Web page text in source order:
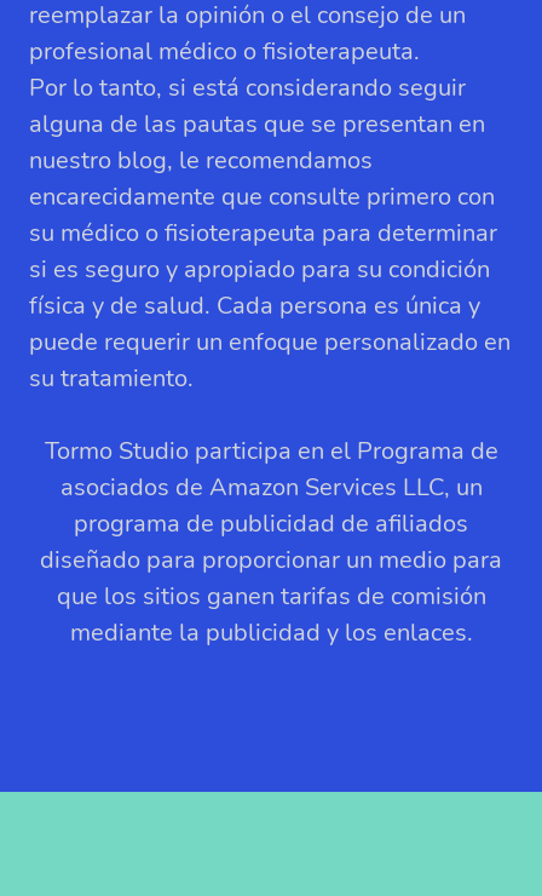
reemplazar la opinión o el consejo de un
profesional médico o fisioterapeuta.
Por lo tanto, si está considerando seguir
alguna de las pautas que se presentan en
nuestro blog, le recomendamos
encarecidamente que consulte primero con
su médico o fisioterapeuta para determinar
si es seguro y apropiado para su condición
física y de salud. Cada persona es única y
puede requerir un enfoque personalizado en
su tratamiento.
Tormo Studio participa en el Programa de
asociados de Amazon Services LLC, un
programa de publicidad de afiliados
diseñado para proporcionar un medio para
que los sitios ganen tarifas de comisión
mediante la publicidad y los enlaces.